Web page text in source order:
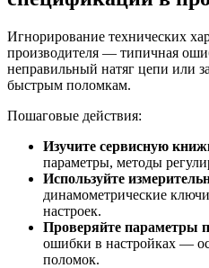
Игнорирование технических
производителя — типичная
неправильный натяг цепи или
быстрым поломкам.
Пошаговые действия:
Изучите сервисную
параметры, методы
Используйте
динамометрические
настроек.
Проверяйте параметры
ошибки в настройках —
поломок.